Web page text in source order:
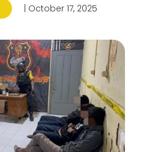
| October 17, 2025